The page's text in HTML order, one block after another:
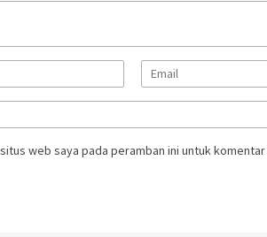
web saya pada peramban ini untuk